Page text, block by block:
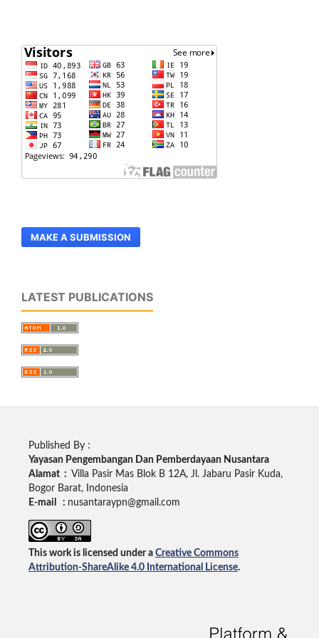
MAKE A SUBMISSION
LATEST PUBLICATIONS
Published By :
Yayasan Pengembangan Dan Pemberdayaan Nusantara
Alamat : Villa Pasir Mas Blok B 12A, Jl. Jabaru Pasir Kuda,
Bogor Barat, Indonesia
E-mail : nusantaraypn@gmail.com
This work is licensed under a Creative Commons
Attribution-ShareAlike 4.0 International License.